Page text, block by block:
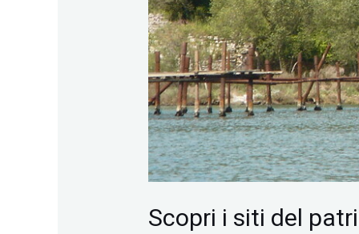
Scopri i siti del